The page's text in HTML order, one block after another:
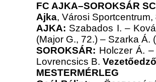
FC AJKA–SOROKSÁR
Ajka, Városi Sportcentrum,
AJKA: Szabados I. –
(Major G., 72.) – Szarka Á.
SOROKSÁR: Holczer Á.
Lovrencsics B.
MESTERMÉRLEG